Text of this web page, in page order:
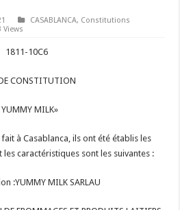
CASABLANCA, Constitutions
Views
1811-10C6
CONSTITUTION
YUMMY MILK»
fait à Casablanca, ils ont été établis les
les caractéristiques sont les suivantes :
:YUMMY MILK SARLAU